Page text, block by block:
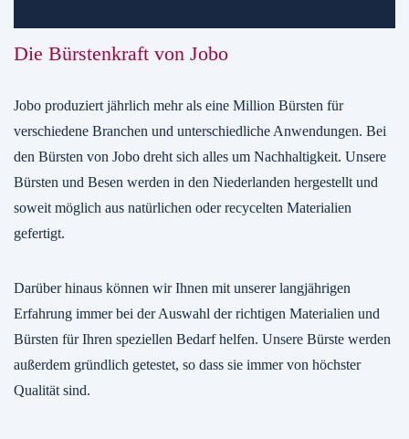
Die Bürstenkraft von Jobo
Jobo produziert jährlich mehr als eine Million Bürsten für
verschiedene Branchen und unterschiedliche Anwendungen. Bei
den Bürsten von Jobo dreht sich alles um Nachhaltigkeit. Unsere
Bürsten und Besen werden in den Niederlanden hergestellt und
soweit möglich aus natürlichen oder recycelten Materialien
gefertigt.
Darüber hinaus können wir Ihnen mit unserer langjährigen
Erfahrung immer bei der Auswahl der richtigen Materialien und
Bürsten für Ihren speziellen Bedarf helfen. Unsere Bürste werden
außerdem gründlich getestet, so dass sie immer von höchster
Qualität sind.